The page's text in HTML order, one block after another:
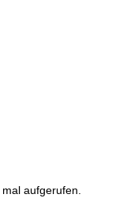
mal aufgerufen.